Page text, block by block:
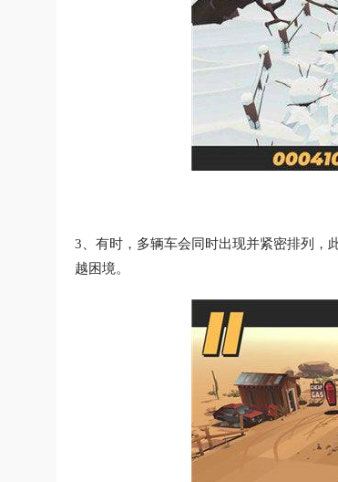
3、有时，多辆车会同时出现并紧密排列，
越困境。